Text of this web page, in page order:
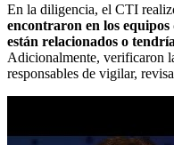
En la diligencia, el CTI
encontraron en los
están relacionados o
Adicionalmente, verificaron
responsables de vigilar,